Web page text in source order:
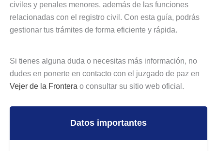
Datos importantes
civiles y penales menores, además de las funciones
relacionadas con el registro civil. Con esta guía, podrás
gestionar tus trámites de forma eficiente y rápida.
Si tienes alguna duda o necesitas más información, no
dudes en ponerte en contacto con el juzgado de paz en
Vejer de la Frontera o consultar su sitio web oficial.